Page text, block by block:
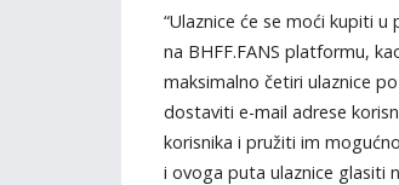
“Ulaznice će se moći kupiti
na BHFF.FANS platformu,
maksimalno četiri ulaznice
dostaviti e-mail adrese
korisnika i pružiti im
i ovoga puta ulaznice glasiti